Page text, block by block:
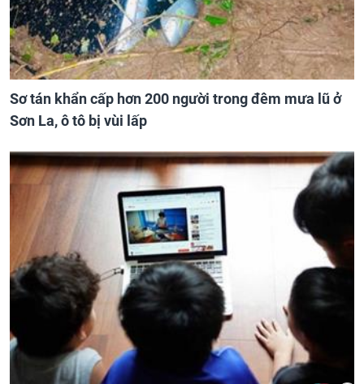
Sơ tán khẩn cấp hơn 200 người trong đêm mưa lũ ở
Sơn La, ô tô bị vùi lấp